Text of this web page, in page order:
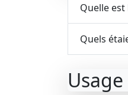
Quelle
Quels